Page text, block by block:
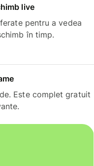
live
pentru a vedea
în timp.
Este complet gratuit